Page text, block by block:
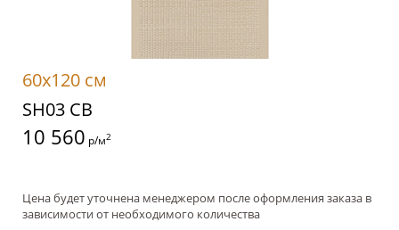
60x120 см
SH03 CB
10 560 р/м2
Цена будет уточнена менеджером после оформления заказа в
зависимости от необходимого количества